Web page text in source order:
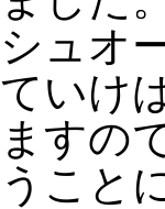
シュオ
ていけ
ますの
うこと